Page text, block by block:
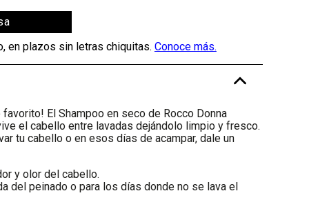
-
favorito! El Shampoo en seco de Rocco Donna
el cabello entre lavadas dejándolo limpio y fresco.
tu cabello o en esos días de acampar, dale un
y olor del cabello.
del peinado o para los días donde no se lava el